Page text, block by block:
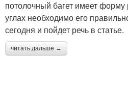
потолочный багет имеет форму
углах необходимо его
сегодня и пойдет речь в статье.
читать дальше →